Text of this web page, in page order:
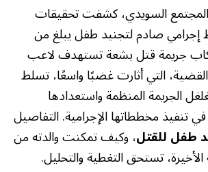
السويدي، كشفت تحقيقات
صادم لتجنيد طفل يبلغ من
لارتكاب جريمة قتل بشعة تستهدف لاعب
التي أثارت غضبًا واسعًا، تسلط
الجريمة المنظمة واستعدادها
تنفيذ مخططاتها الإجرامية. التفاصيل
طفل للقتل، وكيف تمكنت والدته من
تستحق التغطية والتحليل.